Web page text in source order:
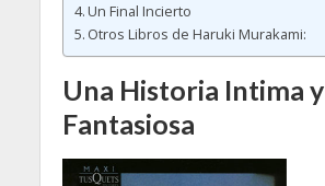
Un Final Incierto
Otros Libros de Haruki Murakami:
Una Historia Intima y
Fantasiosa